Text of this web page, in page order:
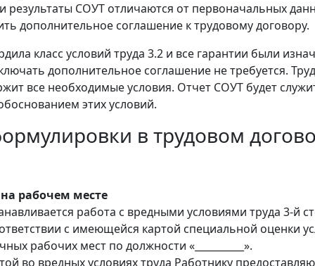
результаты СОУТ отличаются от первоначальных
дополнительное соглашение к трудовому договору.
класс условий труда 3.2 и все гарантии были
дополнительное соглашение не требуется.
все необходимые условия. Отчет СОУТ будет
этих условий.
в трудовом
рабочем месте
работа с вредными условиями труда 3-й
с имеющейся картой специальной оценки
рабочих мест по должности «__________».
во вредных условиях труда Работнику